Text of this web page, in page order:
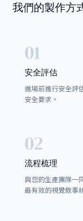
我們的製作方
01
安全評估
進場前進行安全評
安全要求。
02
流程梳理
與您的生產團隊一
最有效的視覺敘事